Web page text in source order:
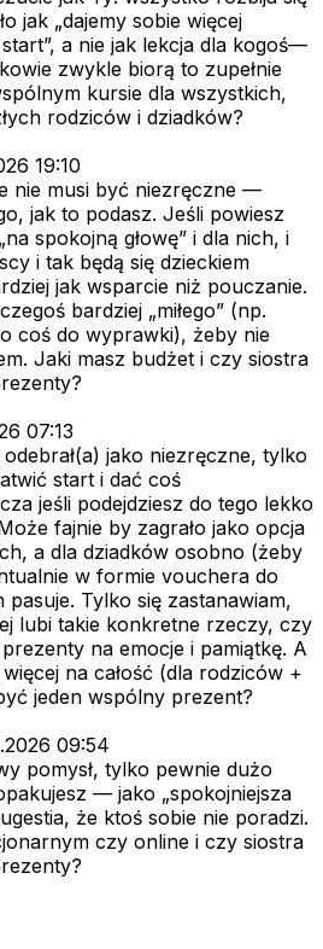
jak „dajemy sobie więcej
a nie jak lekcja dla kogoś—
zwykle biorą to zupełnie
kursie dla wszystkich,
rodziców i dziadków?
19:10
nie musi być niezręczne —
jak to podasz. Jeśli powiesz
spokojną głowę” i dla nich, i
i tak będą się dzieckiem
jak wsparcie niż pouczanie.
bardziej „miłego” (np.
coś do wyprawki), żeby nie
Jaki masz budżet i czy siostra
07:13
jako niezręczne, tylko
start i dać coś
jeśli podejdziesz do tego lekko
fajnie by zagrało jako opcja
a dla dziadków osobno (żeby
w formie vouchera do
Tylko się zastanawiam,
lubi takie konkretne rzeczy, czy
na emocje i pamiątkę. A
na całość (dla rodziców +
jeden wspólny prezent?
09:54
pomysł, tylko pewnie dużo
— jako „spokojniejsza
że ktoś sobie nie poradzi.
czy online i czy siostra